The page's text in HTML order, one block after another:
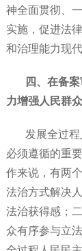
神全面贯彻、
实施，促进法
和治理能力现
四、在备
力增强人民群
发展全过
必须遵循的重
作来说，有两
法治方式解决
法治获得感；
众有序参与立